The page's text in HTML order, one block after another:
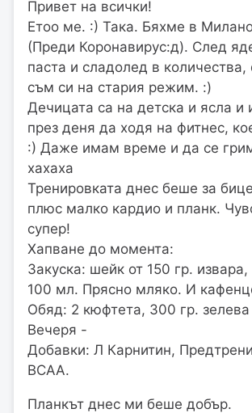
Привет на всички!
Етоо ме. :) Така. Бяхме в
(Преди Коронавирус:д). След
паста и сладолед в количества,
съм си на стария режим. :)
Дечицата са на детска и ясла
през деня да ходя на фитнес,
:) Даже имам време и да се
хахаха
Тренировката днес беше за
плюс малко кардио и планк.
супер!
Хапване до момента:
Закуска: шейк от 150 гр. извара,
100 мл. Прясно мляко. И
Обяд: 2 кюфтета, 300 гр. зелева
Вечеря -
Добавки: Л Карнитин,
BCAA.
Планкът днес ми беше добър.